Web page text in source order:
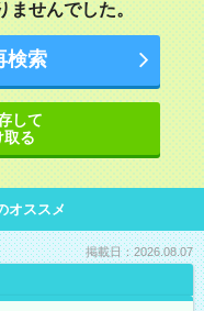
せんでした。
検索
して
取る
オススメ
掲載日：2026.08.07